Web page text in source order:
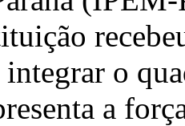
integrar o
a